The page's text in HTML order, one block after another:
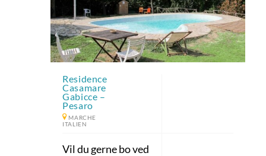
Residence
Casamare
Gabicce –
Pesaro
MARCHE
ITALIEN
Vil du gerne bo ved